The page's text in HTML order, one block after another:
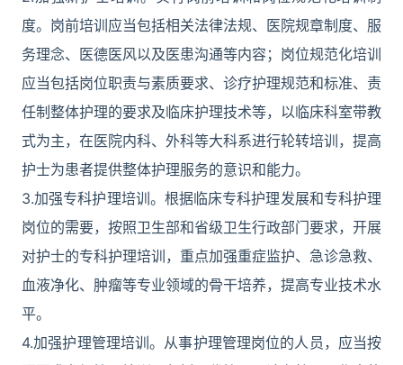
度。岗前培训应当包括相关法律法规、医院规章制度、服
务理念、医德医风以及医患沟通等内容；岗位规范化培训
应当包括岗位职责与素质要求、诊疗护理规范和标准、责
任制整体护理的要求及临床护理技术等，以临床科室带教
式为主，在医院内科、外科等大科系进行轮转培训，提高
护士为患者提供整体护理服务的意识和能力。
3.加强专科护理培训。根据临床专科护理发展和专科护理
岗位的需要，按照卫生部和省级卫生行政部门要求，开展
对护士的专科护理培训，重点加强重症监护、急诊急救、
血液净化、肿瘤等专业领域的骨干培养，提高专业技术水
平。
4.加强护理管理培训。从事护理管理岗位的人员，应当按